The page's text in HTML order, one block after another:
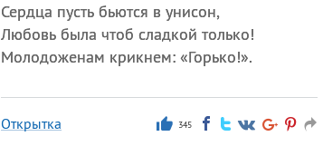
Сердца пусть бьются в унисон,
Любовь была чтоб сладкой только!
Молодоженам крикнем: «Горько!».
Открытка 345